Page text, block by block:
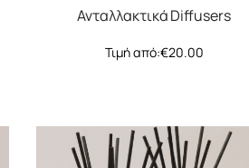
Ανταλλακτικά Diffusers
Τιμή από:€20.00